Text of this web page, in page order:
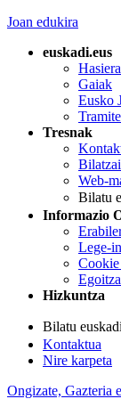
Joan edukira
euskadi.eus
Gaiak
Eusko
Tresnak
Web-
Bilatu
Informazio
Lege-
Hizkuntza
Bilatu
Kontaktua
Nire karpeta
Ongizate, Gazteria